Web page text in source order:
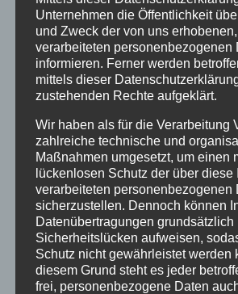
Stichwörter
2024 agathazell Aktion Allgäu
Antrag Arbeiten ausweis Bauhof
Bekanntmachung Brauchtum
Burgberg im Allgäu burgentage
Bürgerinfo bürgermeister corona
ehrung Gemeinde Gemeinde
gemeinderat Gesucht Grünten
hinweis hochwasser Holzfällung
Landkreis Oberallgäu Landratsamt
Unternehmen die Öffentlichkeit
und Zweck der von uns
verarbeiteten personenbezogenen
informieren. Ferner werden
mittels dieser
zustehenden Rechte aufgeklärt.
Wir haben als für die Verarbeitung
zahlreiche technische und
Maßnahmen umgesetzt, um einen
lückenlosen Schutz der über diese
verarbeiteten personenbezogenen
sicherzustellen. Dennoch können
Datenübertragungen grundsätzlich
Sicherheitslücken aufweisen,
Schutz nicht gewährleistet werden
diesem Grund steht es jeder
frei, personenbezogene Daten